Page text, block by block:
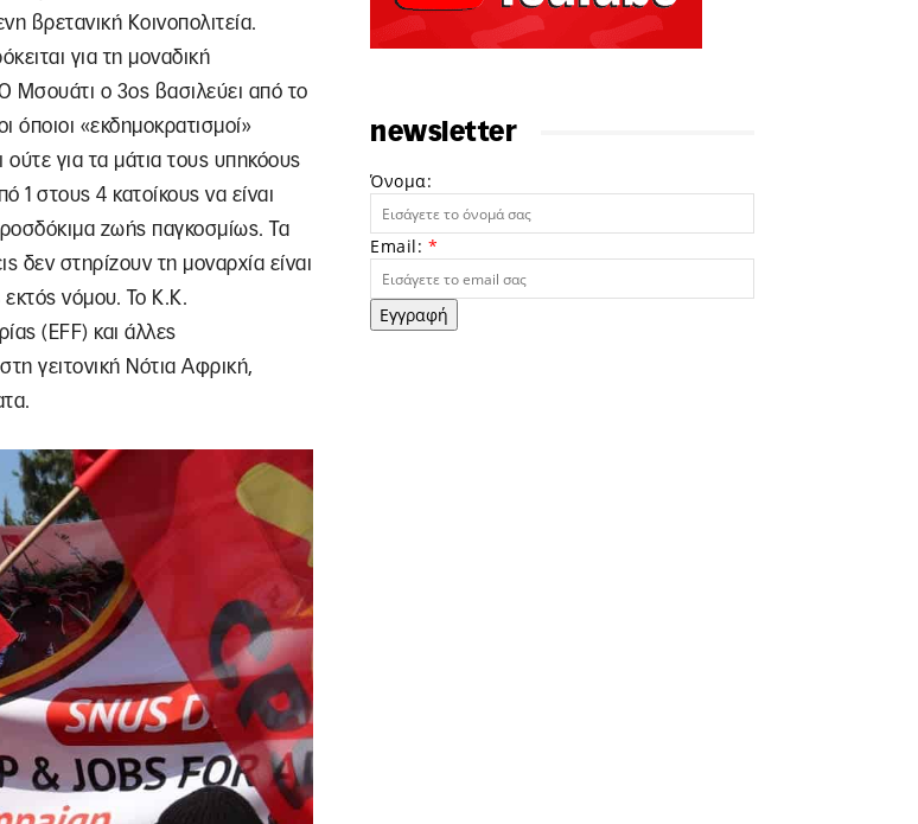
βρετανική Κοινοπολιτεία.
για τη μοναδική
Μσουάτι ο 3ος βασιλεύει από το
όποιοι «εκδημοκρατισμοί»
ούτε για τα μάτια τους υπηκόους
στους 4 κατοίκους να είναι
ζωής παγκοσμίως. Τα
δεν στηρίζουν τη μοναρχία είναι
εκτός νόμου. Το Κ.Κ.
(EFF) και άλλες
γειτονική Νότια Αφρική,
newsletter
Όνομα:
Email: *
Εγγραφή